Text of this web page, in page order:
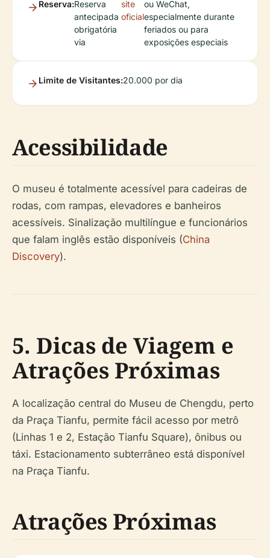
Reserva:Reserva
antecipada
obrigatória
via
site
oficial
ou WeChat,
especialmente durante
feriados ou para
exposições especiais
Limite de Visitantes:20.000 por dia
Acessibilidade
O museu é totalmente acessível para cadeiras de
rodas, com rampas, elevadores e banheiros
acessíveis. Sinalização multilíngue e funcionários
que falam inglês estão disponíveis (China
Discovery).
5. Dicas de Viagem e
Atrações Próximas
A localização central do Museu de Chengdu, perto
da Praça Tianfu, permite fácil acesso por metrô
(Linhas 1 e 2, Estação Tianfu Square), ônibus ou
táxi. Estacionamento subterrâneo está disponível
na Praça Tianfu.
Atrações Próximas